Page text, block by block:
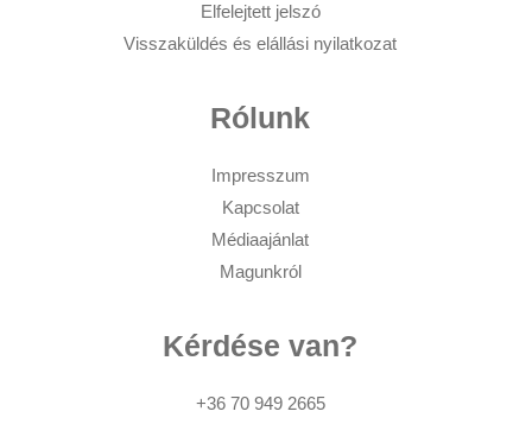
Elfelejtett jelszó
Visszaküldés és elállási nyilatkozat
Rólunk
Impresszum
Kapcsolat
Médiaajánlat
Magunkról
Kérdése van?
+36 70 949 2665